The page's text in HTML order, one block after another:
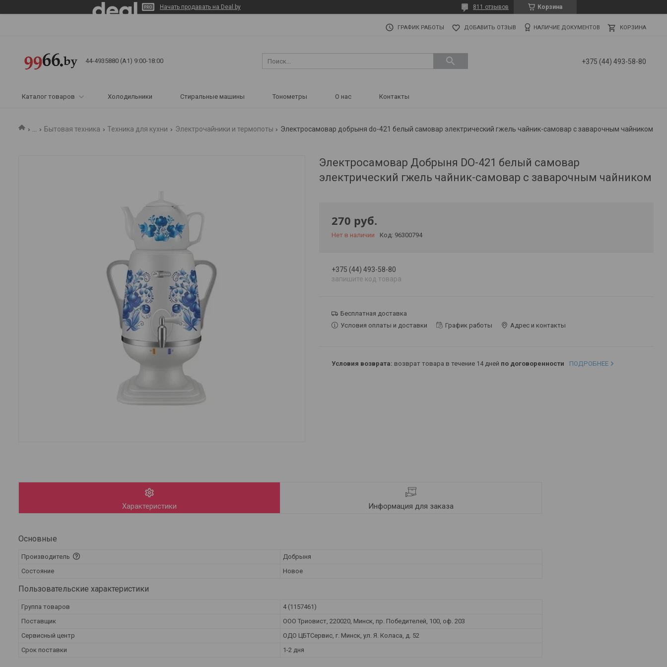
Начать продавать на Deal.by Корзина
811 отзывов
ГРАФИК РАБОТЫ ДОБАВИТЬ ОТЗЫВ НАЛИЧИЕ ДОКУМЕНТОВ КОРЗИНА
44-4935880 (A1) 9:00-18:00 +375 (44) 493-58-80
Каталог товаров Холодильники Стиральные машины Тонометры О нас Контакты
Бытовая техника Техника для кухни Электрочайники и термопоты Электросамовар добрыня do-421 белый самовар электрический гжель чайник-самовар с заварочным чайником
Электросамовар Добрыня DO-421 белый самовар
электрический гжель чайник-самовар с заварочным чайником
270 руб.
Нет в наличии Код: 96300794
+375 (44) 493-58-80
запишите код товара
Бесплатная доставка
Условия оплаты и доставки
График работы Адрес и контакты
возврат товара в течение 14 дней по договоренности ПОДРОБНЕЕ
Характеристики Информация для заказа
Основные
Производитель
Добрыня
Состояние
Новое
Пользовательские характеристики
Группа товаров
4 (1157461)
Поставщик
ООО Триовист, 220020, Минск, пр. Победителей, 100, оф. 203
Сервисный центр
ОДО ЦБТСервис, г. Минск, ул. Я. Коласа, д. 52
Срок поставки
1-2 дня